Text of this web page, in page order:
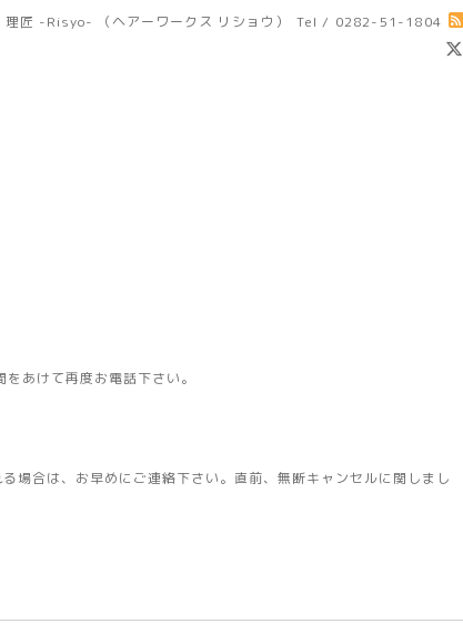
匠 -Risyo- （ヘアーワークス リショウ） Tel / 0282-51-1804
あけて再度お電話下さい。
場合は、お早めにご連絡下さい。直前、無断キャンセルに関しまし